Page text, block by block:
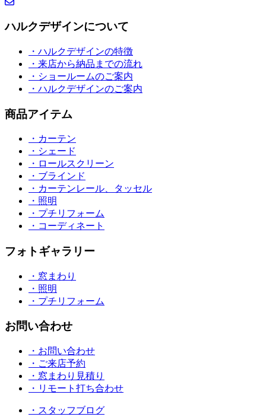
ハルクデザインについて
・ハルクデザインの特徴
・来店から納品までの流れ
・ショールームのご案内
・ハルクデザインのご案内
商品アイテム
・カーテン
・シェード
・ロールスクリーン
・ブラインド
・カーテンレール、タッセル
・照明
・プチリフォーム
・コーディネート
フォトギャラリー
・窓まわり
・照明
・プチリフォーム
お問い合わせ
・お問い合わせ
・ご来店予約
・窓まわり見積り
・リモート打ち合わせ
・スタッフブログ